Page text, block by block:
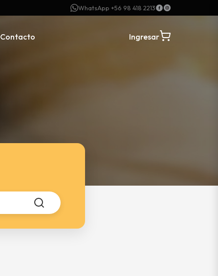
WhatsApp +56 98 418 2213
Contacto Ingresar